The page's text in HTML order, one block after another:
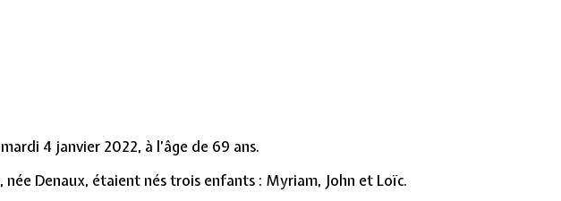
4 janvier 2022, à l’âge de 69 ans.
Denaux, étaient nés trois enfants : Myriam, John et Loïc.